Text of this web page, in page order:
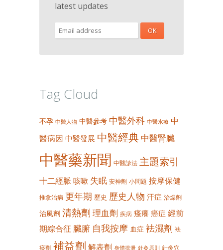
latest updates
Tag Cloud
不孕 中醫人物 中醫參考 中醫外科 中醫水療 中
醫病因 中醫發展 中醫經典 中醫腎臟
中醫藥新聞 中醫診法 主題索引
十二經脈 咳嗽 失眠 安神劑 小問題 按摩保健
推拿治病 更年期 歷史 歷史人物 汗症 治燥劑
治風劑 清熱劑 理血劑 疾病 瘙癢 癌症 經前
期綜合征 臟腑 自我按摩 血症 袪濕劑 袪
痰劑 補益劑 解表劑 身體排泄 針灸原則 針灸穴